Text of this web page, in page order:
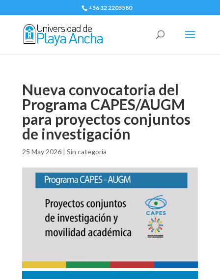
+56 32 2205580
Nueva convocatoria del
Programa CAPES/AUGM
para proyectos conjuntos
de investigación
25 May 2026| Sin categoría